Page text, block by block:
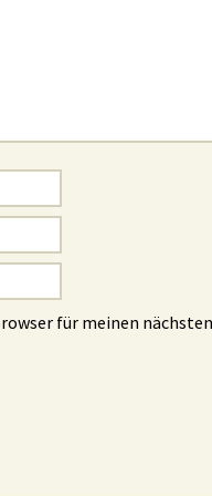
für meinen nächsten